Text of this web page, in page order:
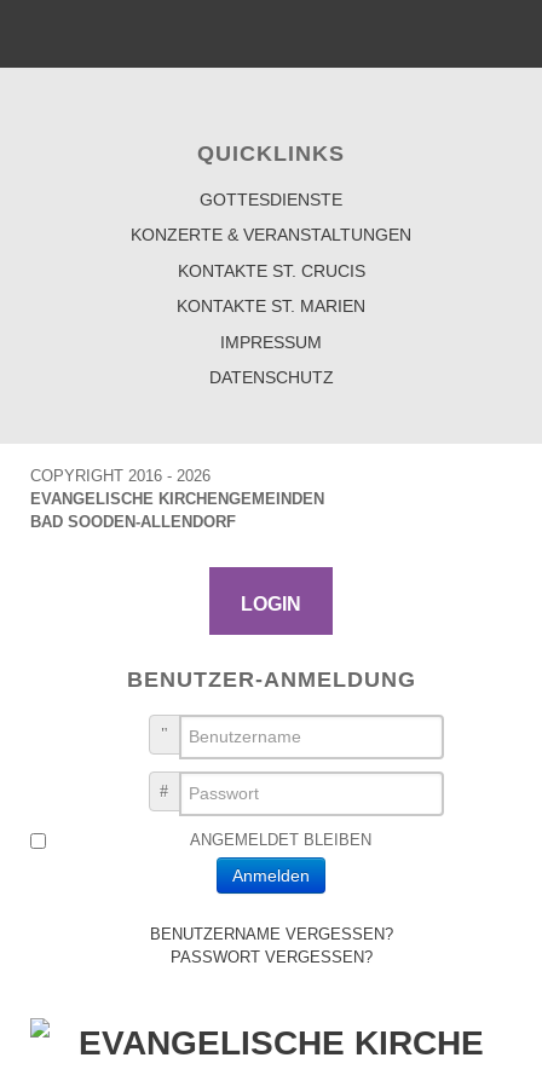
QUICKLINKS
GOTTESDIENSTE
KONZERTE & VERANSTALTUNGEN
KONTAKTE ST. CRUCIS
KONTAKTE ST. MARIEN
IMPRESSUM
DATENSCHUTZ
COPYRIGHT 2016 - 2026
EVANGELISCHE KIRCHENGEMEINDEN
BAD SOODEN-ALLENDORF
LOGIN
BENUTZER-ANMELDUNG
BENUTZERNAME
PASSWORT
ANGEMELDET BLEIBEN
Anmelden
BENUTZERNAME VERGESSEN?
PASSWORT VERGESSEN?